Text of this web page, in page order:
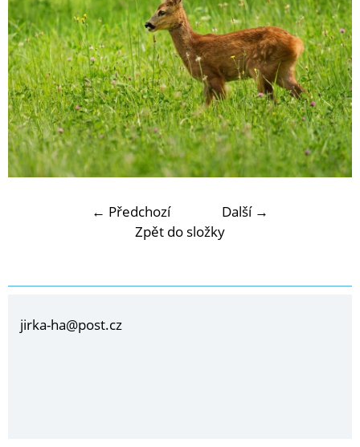
← Předchozí
Další →
Zpět do složky
jirka-ha@post.cz